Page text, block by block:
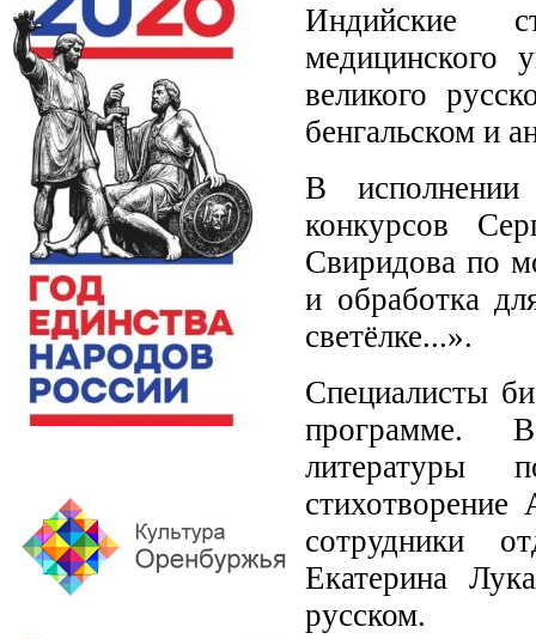
Индийские
медицинского
великого
бенгальском и
В исполнении
конкурсов
Свиридова по
и обработка
светёлке...».
Специалисты
программе.
литературы
сотрудники
Екатерина
русском.